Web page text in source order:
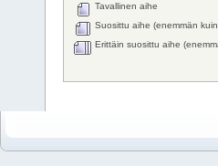
Tavallinen aihe
Suosittu aihe (enemmän
Erittäin suosittu aihe